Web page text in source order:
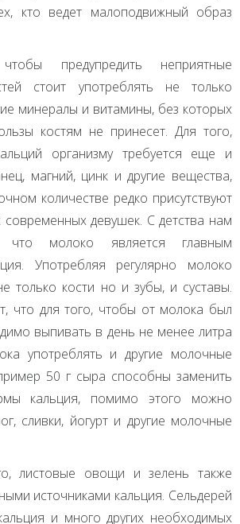
кто ведет малоподвижный образ
предупредить неприятные
стоит употреблять не только
минералы и витамины, без которых
костям не принесет. Для того,
организму требуется еще и
магний, цинк и другие вещества,
количестве редко присутствуют
девушек. С детства нам
что молоко является главным
Употребляя регулярно молоко
только кости но и зубы, и суставы.
что для того, чтобы от молока был
выпивать в день не менее литра
употреблять и другие молочные
50 г сыра способны заменить
кальция, помимо этого можно
сливки, йогурт и другие молочные
листовые овощи и зелень также
источниками кальция. Сельдерей
и много других необходимых